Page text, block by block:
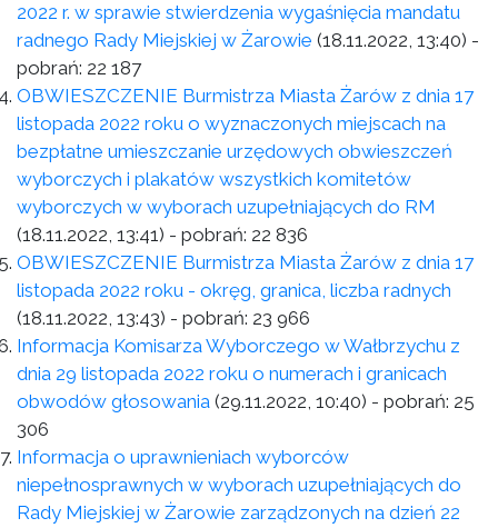
2022 r. w sprawie stwierdzenia wygaśnięcia mandatu
radnego Rady Miejskiej w Żarowie (18.11.2022, 13:40) -
pobrań: 22 187
OBWIESZCZENIE Burmistrza Miasta Żarów z dnia 17
listopada 2022 roku o wyznaczonych miejscach na
bezpłatne umieszczanie urzędowych obwieszczeń
wyborczych i plakatów wszystkich komitetów
wyborczych w wyborach uzupełniających do RM
(18.11.2022, 13:41) - pobrań: 22 836
OBWIESZCZENIE Burmistrza Miasta Żarów z dnia 17
listopada 2022 roku - okręg, granica, liczba radnych
(18.11.2022, 13:43) - pobrań: 23 966
Informacja Komisarza Wyborczego w Wałbrzychu z
dnia 29 listopada 2022 roku o numerach i granicach
obwodów głosowania (29.11.2022, 10:40) - pobrań: 25
306
Informacja o uprawnieniach wyborców
niepełnosprawnych w wyborach uzupełniających do
Rady Miejskiej w Żarowie zarządzonych na dzień 22